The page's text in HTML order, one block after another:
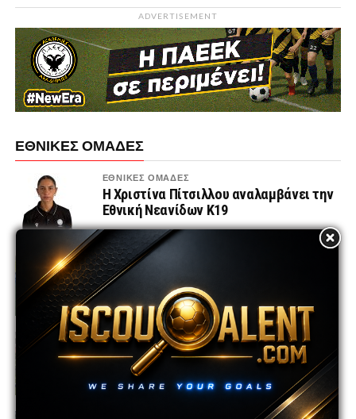
ADVERTISEMENT
ΕΘΝΙΚΕΣ ΟΜΑΔΕΣ
ΕΘΝΙΚΕΣ ΟΜΑΔΕΣ
Η Χριστίνα Πίτσιλλου αναλαμβάνει την
Εθνική Νεανίδων Κ19
ΕΘΝΙΚΕΣ ΟΜΑΔΕΣ
Το πρόγραμμα των Εθνικών ομάδων
Κ21, Κ19 και Κ17 για το φθινόπωρο του
2026
ΕΘΝΙΚΕΣ ΟΜΑΔΕΣ
Εθνική K17 | Φιλικοί αγώνες στη
Λιθουανία και την Ιαπωνία στην Κύπρο
πριν τις επίσημες υποχρεώσεις